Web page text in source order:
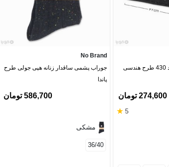
274,600 تومان
5
★
No Brand
جوراب پشمی ساقدار زنانه هپی جولی طرح
پاندا
586,700 تومان
مشکی
36/40